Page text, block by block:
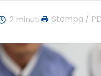
2 minuti Stampa /